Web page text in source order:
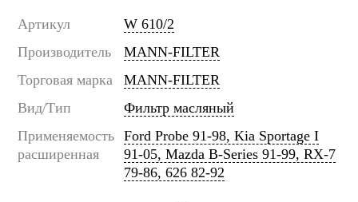
Артикул
W 610/2
Производитель
MANN-FILTER
Торговая марка
MANN-FILTER
Вид/Тип
Фильтр масляный
Применяемость
расширенная
Ford Probe 91-98, Kia Sportage I
91-05, Mazda B-Series 91-99, RX-7
79-86, 626 82-92